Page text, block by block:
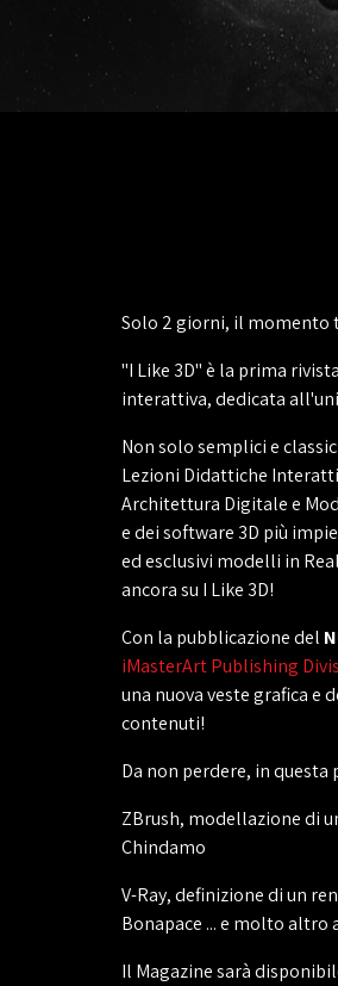
Solo 2 giorni, il momento
"I Like 3D" è la prima
interattiva, dedicata
Non solo semplici e
Lezioni Didattiche
Architettura Digitale e
e dei software 3D più
ed esclusivi modelli in
ancora su I Like 3D!
Con la pubblicazione del
iMasterArt Publishing
una nuova veste grafica e
contenuti!
Da non perdere, in questa
ZBrush, modellazione di
Chindamo
V-Ray, definizione di un
Bonapace ... e molto altro
Il Magazine sarà